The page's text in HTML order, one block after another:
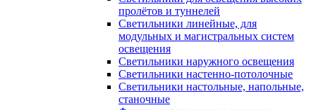
пролётов и туннелей
Светильники линейные, для
модульных и магистральных систем
освещения
Светильники наружного освещения
Светильники настенно-потолочные
Светильники настольные, напольные,
станочные